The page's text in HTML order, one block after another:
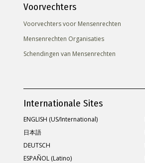
Voorvechters
Voorvechters voor Mensenrechten
Mensenrechten Organisaties
Schendingen van Mensenrechten
Internationale Sites
ENGLISH (US/International)
日本語
DEUTSCH
ESPAÑOL (Latino)